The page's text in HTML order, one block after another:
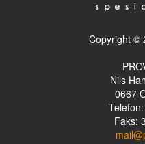
Copyright ©
Nils
0667
Faks: